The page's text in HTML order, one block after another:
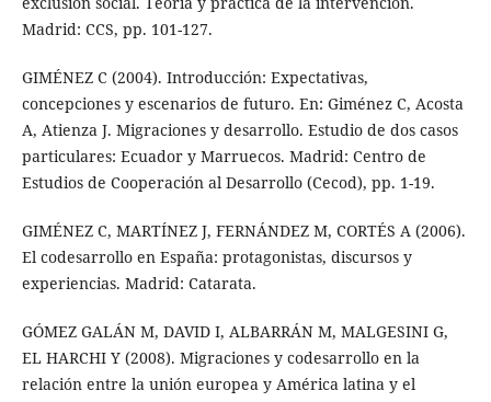
Madrid: CCS, pp. 101-127.
GIMÉNEZ C (2004). Introducción: Expectativas,
concepciones y escenarios de futuro. En: Giménez C, Acosta
A, Atienza J. Migraciones y desarrollo. Estudio de dos casos
particulares: Ecuador y Marruecos. Madrid: Centro de
Estudios de Cooperación al Desarrollo (Cecod), pp. 1-19.
GIMÉNEZ C, MARTÍNEZ J, FERNÁNDEZ M, CORTÉS A (2006).
El codesarrollo en España: protagonistas, discursos y
experiencias. Madrid: Catarata.
GÓMEZ GALÁN M, DAVID I, ALBARRÁN M, MALGESINI G,
EL HARCHI Y (2008). Migraciones y codesarrollo en la
relación entre la unión europea y América latina y el